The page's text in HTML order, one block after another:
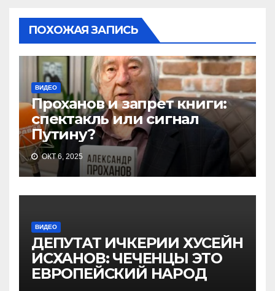
ПОХОЖАЯ ЗАПИСЬ
ВИДЕО
Проханов и запрет книги:
спектакль или сигнал
Путину?
ОКТ 6, 2025
ВИДЕО
ДЕПУТАТ ИЧКЕРИИ ХУСЕЙН
ИСХАНОВ: ЧЕЧЕНЦЫ ЭТО
ЕВРОПЕЙСКИЙ НАРОД